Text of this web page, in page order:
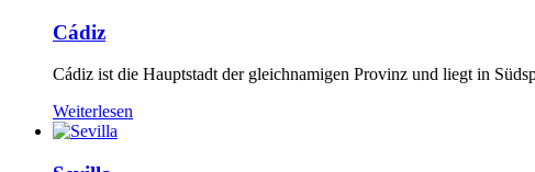
Cádiz
Cádiz ist die Hauptstadt der gleichnamigen Provinz und liegt in
Weiterlesen